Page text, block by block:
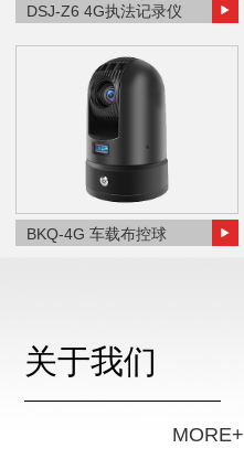
DSJ-Z6 4G执法记录仪
BKQ-4G 车载布控球
关于我们
MORE+